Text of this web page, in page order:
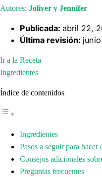
Autores: Joliver y Jennifer
Publicada: abril 22,
Última revisión:
Ir a la Receta
Ingredientes
Índice de contenidos
Ingredientes
Pasos a seguir para hacer
Consejos adicionales
Preguntas frecuentes